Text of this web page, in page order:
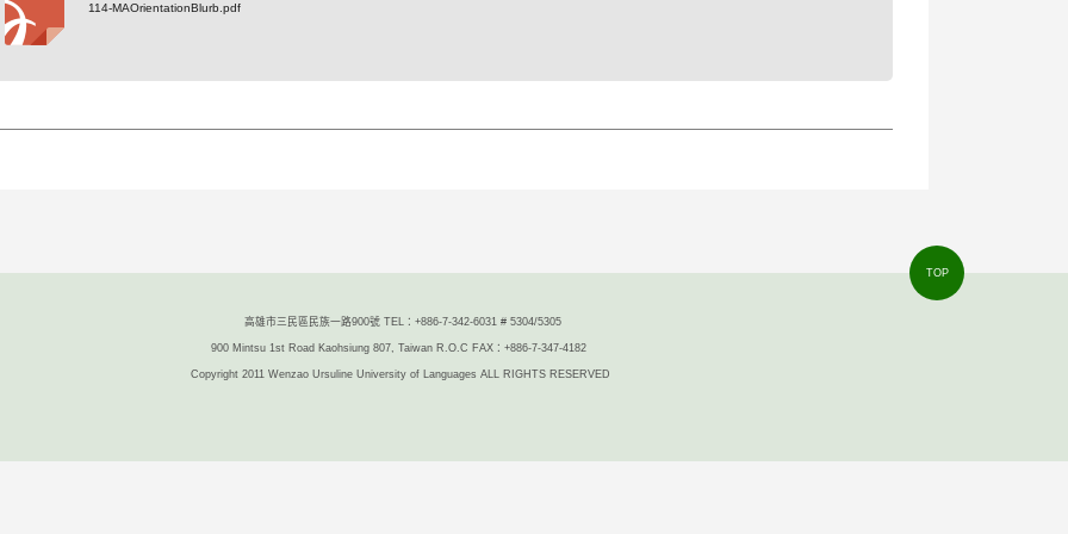
114-MAOrientationBlurb.pdf
高雄市三民區民族一路900號 TEL：+886-7-342-6031 # 5304/5305
900 Mintsu 1st Road Kaohsiung 807, Taiwan R.O.C FAX：+886-7-347-4182
Copyright 2011 Wenzao Ursuline University of Languages ALL RIGHTS RESERVED
TOP